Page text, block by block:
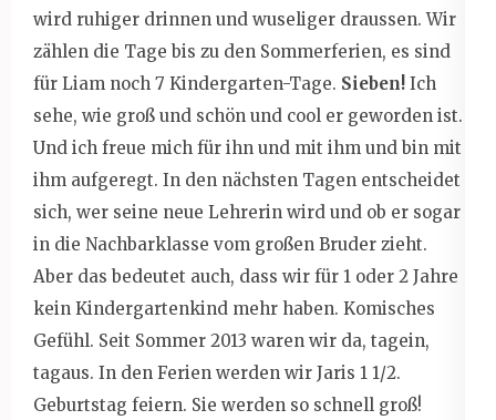
wird ruhiger drinnen und wuseliger draussen. Wir
zählen die Tage bis zu den Sommerferien, es sind
für Liam noch 7 Kindergarten-Tage. Sieben! Ich
sehe, wie groß und schön und cool er geworden ist.
Und ich freue mich für ihn und mit ihm und bin mit
ihm aufgeregt. In den nächsten Tagen entscheidet
sich, wer seine neue Lehrerin wird und ob er sogar
in die Nachbarklasse vom großen Bruder zieht.
Aber das bedeutet auch, dass wir für 1 oder 2 Jahre
kein Kindergartenkind mehr haben. Komisches
Gefühl. Seit Sommer 2013 waren wir da, tagein,
tagaus. In den Ferien werden wir Jaris 1 1/2.
Geburtstag feiern. Sie werden so schnell groß!